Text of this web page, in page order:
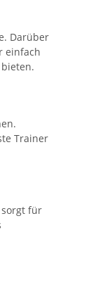
Darüber
einfach
Trainer
für